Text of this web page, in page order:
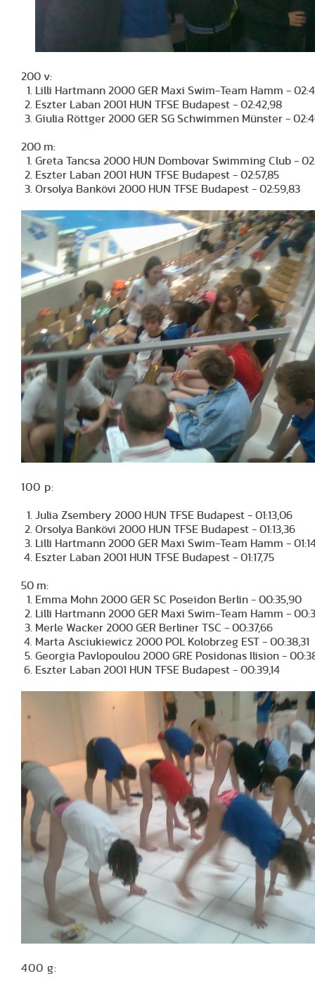
200 v:
Lilli Hartmann 2000 GER Maxi Swim-Team Hamm -
Eszter Laban 2001 HUN TFSE Budapest - 02:42,98
Giulia Röttger 2000 GER SG Schwimmen Münster -
200 m:
Greta Tancsa 2000 HUN Dombovar Swimming Club -
Eszter Laban 2001 HUN TFSE Budapest - 02:57,85
Orsolya Bankövi 2000 HUN TFSE Budapest - 02:59,83
100 p:
Julia Zsembery 2000 HUN TFSE Budapest - 01:13,06
Orsolya Bankövi 2000 HUN TFSE Budapest - 01:13,36
Lilli Hartmann 2000 GER Maxi Swim-Team Hamm -
Eszter Laban 2001 HUN TFSE Budapest - 01:17,75
50 m:
Emma Mohn 2000 GER SC Poseidon Berlin - 00:35,90
Lilli Hartmann 2000 GER Maxi Swim-Team Hamm -
Merle Wacker 2000 GER Berliner TSC - 00:37,66
Marta Asciukiewicz 2000 POL Kolobrzeg EST - 00:38,31
Georgia Pavlopoulou 2000 GRE Posidonas Ilision -
Eszter Laban 2001 HUN TFSE Budapest - 00:39,14
400 g: